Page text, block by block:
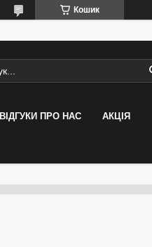
Кошик
ВІДГУКИ ПРО НАС АКЦІЯ